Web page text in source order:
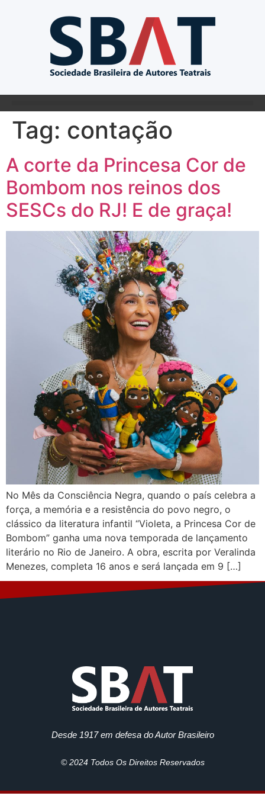
Tag: contação
A corte da Princesa Cor de
Bombom nos reinos dos
SESCs do RJ! E de graça!
No Mês da Consciência Negra, quando o país celebra a
força, a memória e a resistência do povo negro, o
clássico da literatura infantil “Violeta, a Princesa Cor de
Bombom” ganha uma nova temporada de lançamento
literário no Rio de Janeiro. A obra, escrita por Veralinda
Menezes, completa 16 anos e será lançada em 9 […]
Desde 1917 em defesa do Autor Brasileiro
© 2024 Todos Os Direitos Reservados